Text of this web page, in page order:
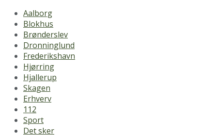
Aalborg
Blokhus
Brønderslev
Dronninglund
Frederikshavn
Hjørring
Hjallerup
Skagen
Erhverv
112
Sport
Det sker